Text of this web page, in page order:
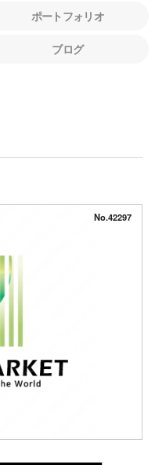
ポートフォリオ
ブログ
No.42297